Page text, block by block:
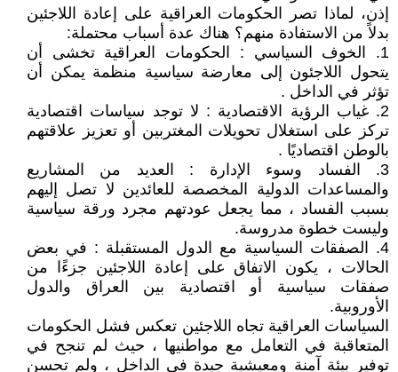
إذن، لماذا تصر الحكومات العراقية على إعادة اللاجئين
بدلاً من الاستفادة منهم؟ هناك عدة أسباب محتملة:
1. الخوف السياسي : الحكومات العراقية تخشى أن
يتحول اللاجئون إلى معارضة سياسية منظمة يمكن أن
تؤثر في الداخل .
2. غياب الرؤية الاقتصادية : لا توجد سياسات اقتصادية
تركز على استغلال تحويلات المغتربين أو تعزيز علاقتهم
بالوطن اقتصاديًا .
3. الفساد وسوء الإدارة : العديد من المشاريع
والمساعدات الدولية المخصصة للعائدين لا تصل إليهم
بسبب الفساد ، مما يجعل عودتهم مجرد ورقة سياسية
وليست خطوة مدروسة.
4. الصفقات السياسية مع الدول المستقبلة : في بعض
الحالات ، يكون الاتفاق على إعادة اللاجئين جزءًا من
صفقات سياسية أو اقتصادية بين العراق والدول
الأوروبية.
السياسات العراقية تجاه اللاجئين تعكس فشل الحكومات
المتعاقبة في التعامل مع مواطنيها ، حيث لم تنجح في
توفير بيئة آمنة ومعيشية جيدة في الداخل ، ولم تحسن